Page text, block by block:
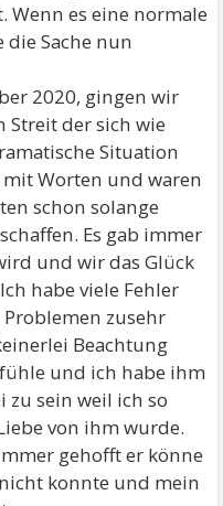
es eine normale
die Sache nun
2020, gingen wir
Streit der sich wie
Situation
Worten und waren
schon solange
Es gab immer
und wir das Glück
habe viele Fehler
zusehr
Beachtung
und ich habe ihm
zu sein weil ich so
von ihm wurde.
gehofft er könne
konnte und mein